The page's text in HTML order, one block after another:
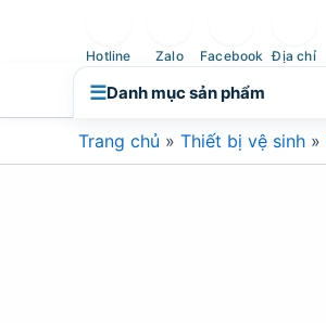
☰Danh mục sản phẩm
Hotline Zalo Facebook Địa chỉ
Trang chủ » Thiết bị vệ sinh »